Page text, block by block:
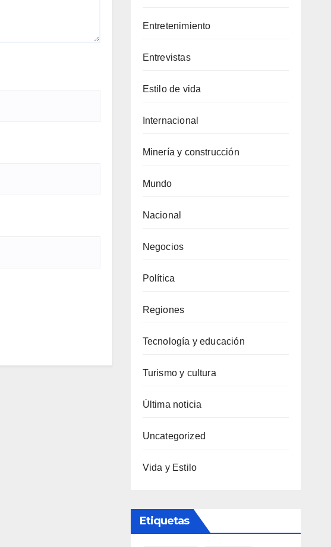
Entretenimiento
Entrevistas
Estilo de vida
Internacional
Minería y construcción
Mundo
Nacional
Negocios
Política
Regiones
Tecnología y educación
Turismo y cultura
Última noticia
Uncategorized
Vida y Estilo
Etiquetas